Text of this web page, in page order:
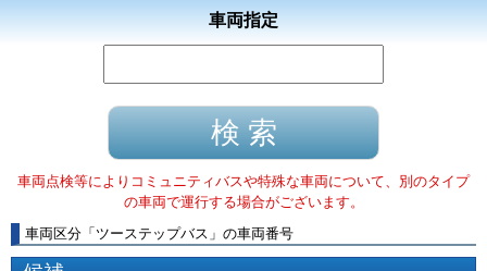
車両指定
車両点検等によりコミュニティバスや特殊な車両について、別のタイプ
の車両で運行する場合がございます。
車両区分 「 ツーステップバス 」 の車両番号